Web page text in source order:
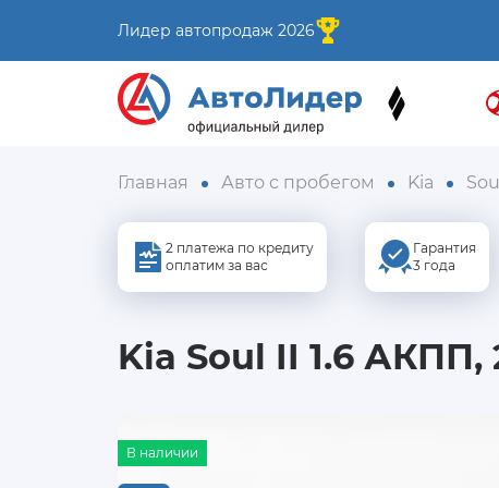
Лидер автопродаж 2026
Главная Авто с пробегом Kia Soul
2 платежа по кредиту
оплатим за вас
Гарантия
3 года
Kia Soul II 1.6 АКПП,
В наличии